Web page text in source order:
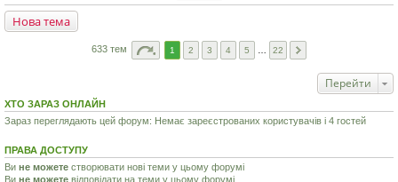
Нова тема
633 тем 1 2 3 4 5 22
Перейти
ХТО ЗАРАЗ ОНЛАЙН
Зараз переглядають цей форум: Немає зареєстрованих користувачів і 4 гостей
ПРАВА ДОСТУПУ
Ви не можете створювати нові теми у цьому форумі
Ви не можете відповідати на теми у цьому форумі